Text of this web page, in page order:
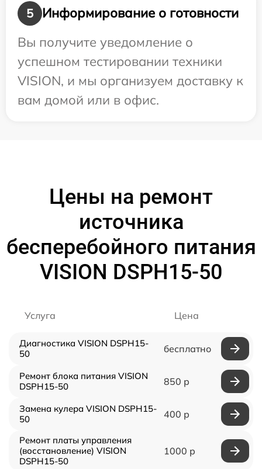
5
Информирование о готовности
Вы получите уведомление о
успешном тестировании техники
VISION, и мы организуем доставку к
вам домой или в офис.
Цены на ремонт
источника
бесперебойного питания
VISION DSPH15-50
Услуга Цена
Диагностика VISION DSPH15-
50
бесплатно
Ремонт блока питания VISION
DSPH15-50
850 р
Замена кулера VISION DSPH15-
50
400 р
Ремонт платы управления
(восстановление) VISION
DSPH15-50
1000 р